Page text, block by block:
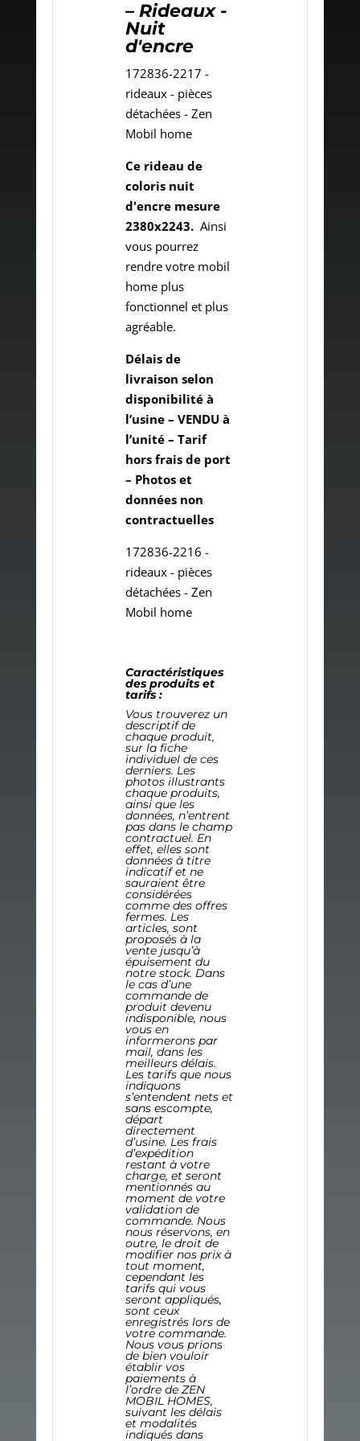
– Rideaux -
Nuit
d'encre
172836-2217 -
rideaux - pièces
détachées - Zen
Mobil home
Ce rideau de
coloris nuit
d'encre mesure
2380x2243. Ainsi
vous pourrez
rendre votre mobil
home plus
fonctionnel et plus
agréable.
Délais de
livraison selon
disponibilité à
l’usine – VENDU à
l’unité – Tarif
hors frais de port
– Photos et
données non
contractuelles
172836-2216 -
rideaux - pièces
détachées - Zen
Mobil home
Caractéristiques
des produits et
tarifs :
Vous trouverez un
descriptif de
chaque produit,
sur la fiche
individuel de ces
derniers. Les
photos illustrants
chaque produits,
ainsi que les
données, n’entrent
pas dans le champ
contractuel. En
effet, elles sont
données à titre
indicatif et ne
sauraient être
considérées
comme des offres
fermes. Les
articles, sont
proposés à la
vente jusqu’à
épuisement du
notre stock. Dans
le cas d’une
commande de
produit devenu
indisponible, nous
vous en
informerons par
mail, dans les
meilleurs délais.
Les tarifs que nous
indiquons
s’entendent nets et
sans escompte,
départ
directement
d’usine. Les frais
d’expédition
restant à votre
charge, et seront
mentionnés au
moment de votre
validation de
commande. Nous
nous réservons, en
outre, le droit de
modifier nos prix à
tout moment,
cependant les
tarifs qui vous
seront appliqués,
sont ceux
enregistrés lors de
votre commande.
Nous vous prions
de bien vouloir
établir vos
paiements à
l’ordre de ZEN
MOBIL HOMES,
suivant les délais
et modalités
indiqués dans